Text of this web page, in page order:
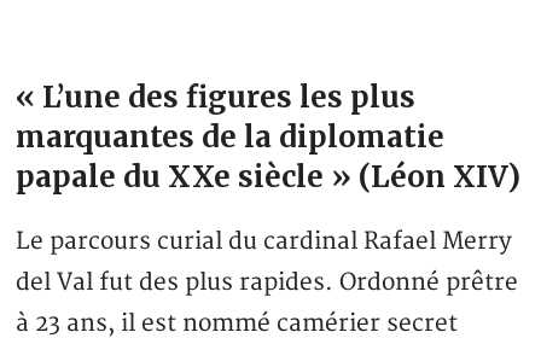
« L’une des figures les plus
marquantes de la diplomatie
papale du XXe siècle » (Léon XIV)
Le parcours curial du cardinal Rafael Merry
del Val fut des plus rapides. Ordonné prêtre
à 23 ans, il est nommé camérier secret